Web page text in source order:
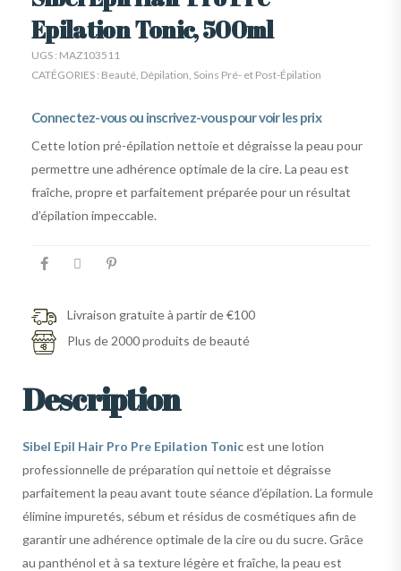
Epilation Tonic, 500ml
UGS : MAZ103511
CATÉGORIES : Beauté Dépilation Soins Pré- et Post-Épilation
Connectez-vous ou inscrivez-vous pour voir les prix
Cette lotion pré-épilation nettoie et dégraisse la peau pour
permettre une adhérence optimale de la cire. La peau est
fraîche, propre et parfaitement préparée pour un résultat
d’épilation impeccable.
Livraison gratuite à partir de €100
Plus de 2000 produits de beauté
Description
Sibel Epil Hair Pro Pre Epilation Tonicest une lotion
professionnelle de préparation qui nettoie et dégraisse
parfaitement la peau avant toute séance d’épilation. La formule
élimine impuretés, sébum et résidus de cosmétiques afin de
garantir une adhérence optimale de la cire ou du sucre. Grâce
au panthénol et à sa texture légère et fraîche, la peau est